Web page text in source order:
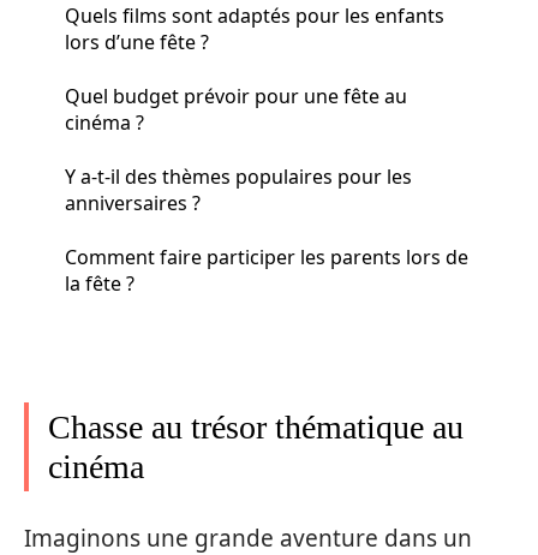
Quels films sont adaptés pour les enfants
lors d’une fête ?
Quel budget prévoir pour une fête au
cinéma ?
Y a-t-il des thèmes populaires pour les
anniversaires ?
Comment faire participer les parents lors de
la fête ?
Chasse au trésor thématique au
cinéma
Imaginons une grande aventure dans un